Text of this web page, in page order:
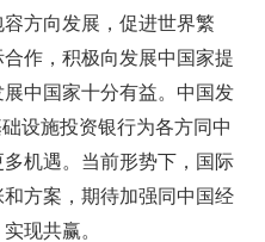
方向发展，促进世界繁
作，积极向发展中国家提
中国家十分有益。中国发
设施投资银行为各方同中
机遇。当前形势下，国际
方案，期待加强同中国经
现共赢。